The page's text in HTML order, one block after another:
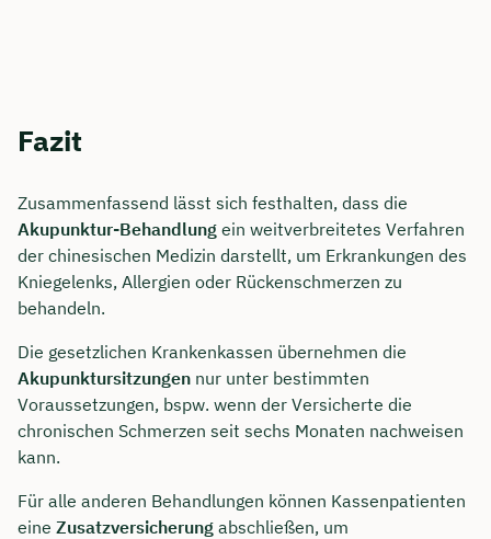
Fazit
Zusammenfassend lässt sich festhalten, dass die
Akupunktur-Behandlung ein weitverbreitetes Verfahren
der chinesischen Medizin darstellt, um Erkrankungen des
Kniegelenks, Allergien oder Rückenschmerzen zu
behandeln.
Die gesetzlichen Krankenkassen übernehmen die
Akupunktursitzungen nur unter bestimmten
Voraussetzungen, bspw. wenn der Versicherte die
chronischen Schmerzen seit sechs Monaten nachweisen
kann.
Für alle anderen Behandlungen können Kassenpatienten
eine Zusatzversicherung abschließen, um